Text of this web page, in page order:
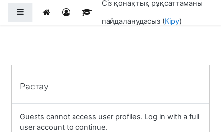
Side panel
Сіз қонақтық рұқсаттаманы
пайдаланудасыз (Кіру)
Растау
Guests cannot access user profiles. Log in with a full
user account to continue.